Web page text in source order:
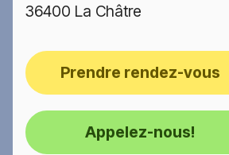
36400 La Châtre
Prendre rendez-vous
Appelez-nous!